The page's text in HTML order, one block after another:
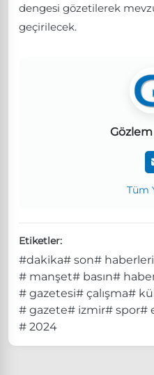
dengesi gözetilerek
geçirilecek.
Tüm
Etiketler:
#dakika# son# haberleri
# manşet# basın#
# gazetesi# çalışma#
# gazete# izmir# spor#
# 2024